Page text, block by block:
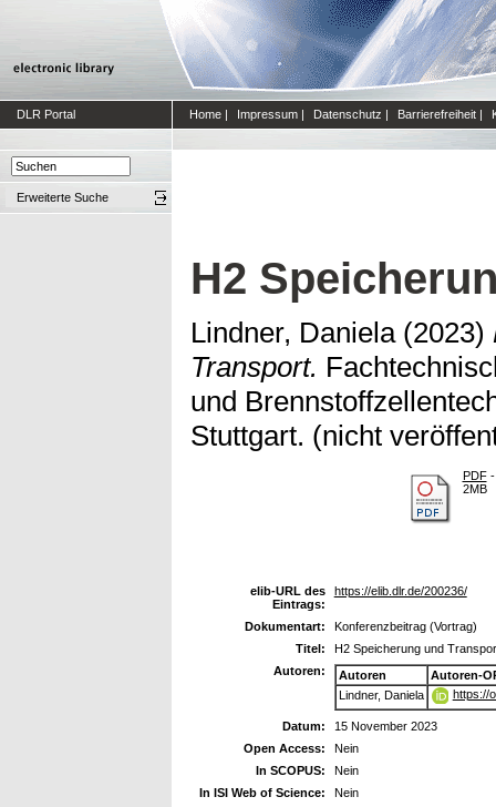
DLR Portal Home | Impressum | Datenschutz | Barrierefreiheit |
Erweiterte Suche
H2
Lindner, Daniela(2023)
Transport.
und
Stuttgart. (nicht
PDF-
2MB
elib-URL des
Eintrags:
https://elib.dlr.de/200236/
Dokumentart:
Konferenzbeitrag (Vortrag)
Titel:
H2 Speicherung und
Autoren:
Autoren
Autoren-
Lindner, Daniela
https://
Datum:
15 November 2023
Open Access:
Nein
In SCOPUS:
Nein
In ISI Web of Science:
Nein